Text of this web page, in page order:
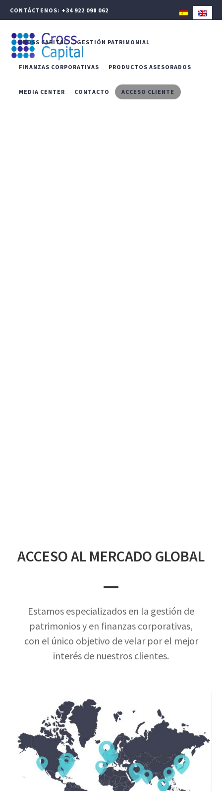
CONTÁCTENOS: +34 922 098 062
CROSS CAPITAL GESTIÓN PATRIMONIAL
FINANZAS CORPORATIVAS PRODUCTOS ASESORADOS
MEDIA CENTER CONTACTO ACCESO CLIENTE
ACCESO AL MERCADO GLOBAL
Estamos especializados en la gestión de
patrimonios y en finanzas corporativas,
con el único objetivo de velar por el mejor
interés de nuestros clientes.